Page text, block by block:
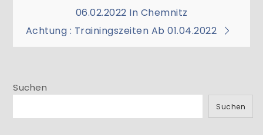
06.02.2022 In Chemnitz
Achtung : Trainingszeiten Ab 01.04.2022
Suchen
Suchen